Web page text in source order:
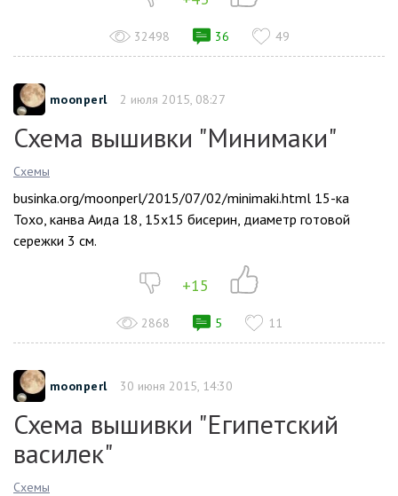
32498 36 49
moonperl 2 июля 2015, 08:27
Схема вышивки "Минимаки"
Схемы
businka.org/moonperl/2015/07/02/minimaki.html 15-ка
Тохо, канва Аида 18, 15х15 бисерин, диаметр готовой
сережки 3 см.
+15
2868 5 11
moonperl 30 июня 2015, 14:30
Схема вышивки "Египетский
василек"
Схемы